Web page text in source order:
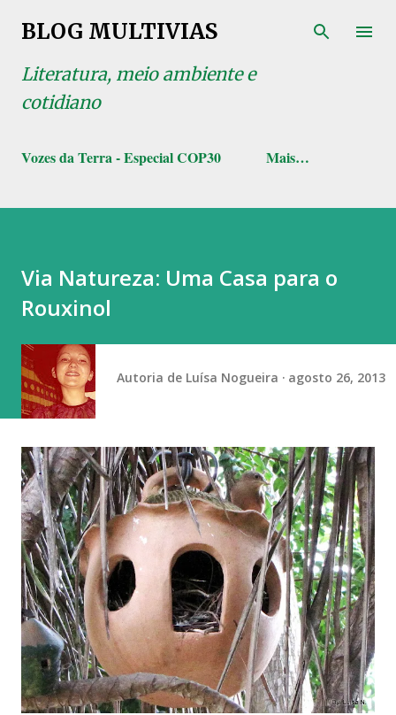
Pular para o conteúdo principal
BLOG MULTIVIAS
Literatura, meio ambiente e
cotidiano
Vozes da Terra - Especial COP30 Mais…
Via Natureza: Uma Casa para o
Rouxinol
Autoria de Luísa Nogueira agosto 26, 2013